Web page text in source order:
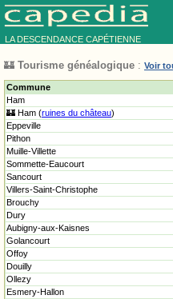
LA DESCENDANCE CAPÉTIENNE
🏰 Tourisme généalogique : Voir
Commune
Ham
🏰 Ham (ruines du château)
Eppeville
Pithon
Muille-Villette
Sommette-Eaucourt
Sancourt
Villers-Saint-Christophe
Brouchy
Dury
Aubigny-aux-Kaisnes
Golancourt
Offoy
Douilly
Ollezy
Esmery-Hallon